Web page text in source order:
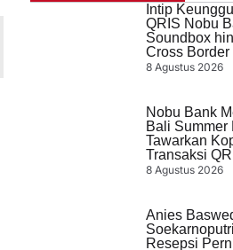
Intip
QRIS Nobu
Soundbox
Cross Border
8 Agustus 2026
Nobu Bank
Bali Summer
Tawarkan
Transaksi
8 Agustus 2026
Anies
Resepsi